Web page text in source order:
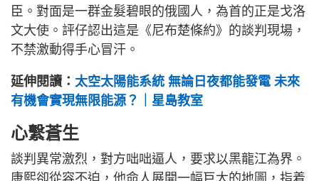
臣。對面是一群金髮碧眼的俄國人，為首的正是戈洛
文大使。評仔認出這是《尼布楚條約》的談判現場，
不禁激動得手心冒汗。
延伸閱讀： 太空太陽能系統 無論日夜都能發電 未來
有機會實現無限能源？｜星島教室
心繫蒼生
談判異常激烈，對方咄咄逼人，要求以黑龍江為界。
康熙卻從容不迫，他命人展開一幅巨大的地圖，指着